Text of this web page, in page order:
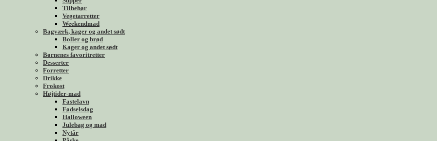
Tilbehør
Vegetarretter
Weekendmad
Bagværk, kager og andet sødt
Boller og brød
Kager og andet sødt
Børnenes favoritretter
Desserter
Forretter
Drikke
Frokost
Højtider-mad
Fastelavn
Fødselsdag
Halloween
Julebag og mad
Nytår